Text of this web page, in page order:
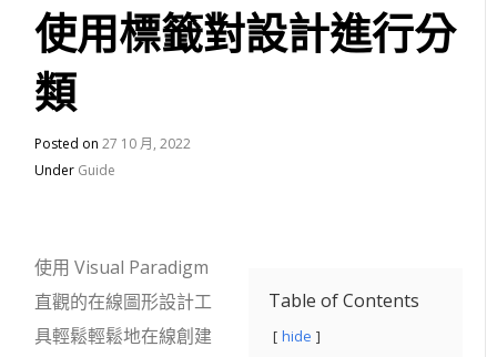
使用標籤對設計進行分
類
Posted on27 10 月, 2022
Under Guide
Table of Contents
hide
使用 Visual Paradigm
直觀的在線圖形設計工
具輕鬆輕鬆地在線創建